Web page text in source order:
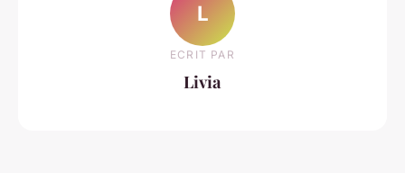
L
ECRIT PAR
Livia